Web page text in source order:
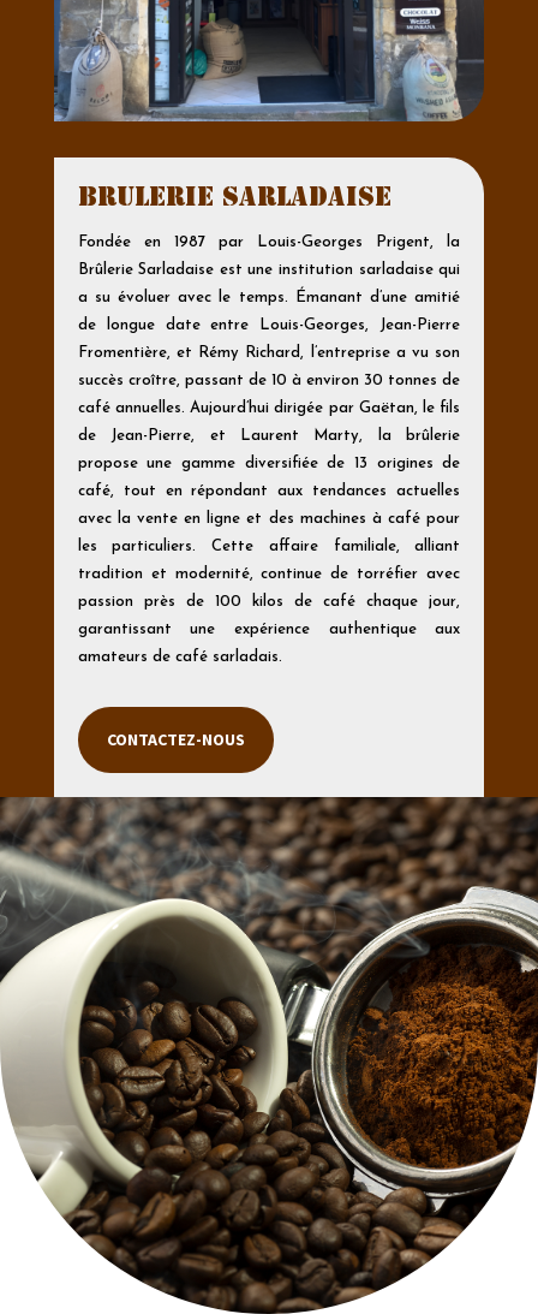
brulerie sarladaise
Fondée en 1987 par Louis-Georges Prigent, la
Brûlerie Sarladaise est une institution sarladaise qui
a su évoluer avec le temps. Émanant d’une amitié
de longue date entre Louis-Georges, Jean-Pierre
Fromentière, et Rémy Richard, l’entreprise a vu son
succès croître, passant de 10 à environ 30 tonnes de
café annuelles. Aujourd’hui dirigée par Gaëtan, le fils
de Jean-Pierre, et Laurent Marty, la brûlerie
propose une gamme diversifiée de 13 origines de
café, tout en répondant aux tendances actuelles
avec la vente en ligne et des machines à café pour
les particuliers. Cette affaire familiale, alliant
tradition et modernité, continue de torréfier avec
passion près de 100 kilos de café chaque jour,
garantissant une expérience authentique aux
amateurs de café sarladais.
CONTACTEZ-NOUS